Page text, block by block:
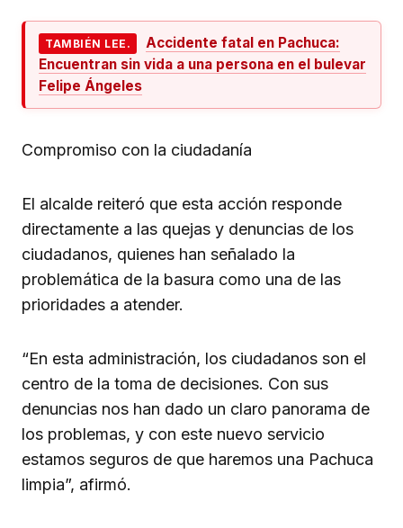
TAMBIÉN LEE.
Accidente fatal en Pachuca:
Encuentran sin vida a una persona en el bulevar
Felipe Ángeles
Compromiso con la ciudadanía
El alcalde reiteró que esta acción responde
directamente a las quejas y denuncias de los
ciudadanos, quienes han señalado la
problemática de la basura como una de las
prioridades a atender.
“En esta administración, los ciudadanos son el
centro de la toma de decisiones. Con sus
denuncias nos han dado un claro panorama de
los problemas, y con este nuevo servicio
estamos seguros de que haremos una Pachuca
limpia”, afirmó.